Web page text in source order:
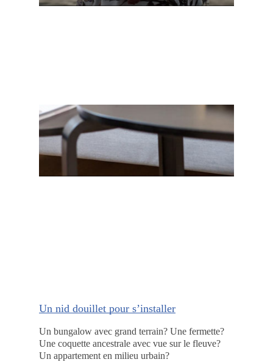
Un nid douillet pour s’installer
Un bungalow avec grand terrain? Une fermette?
Une coquette ancestrale avec vue sur le fleuve?
Un appartement en milieu urbain?